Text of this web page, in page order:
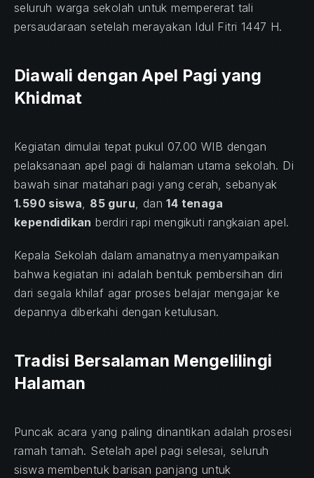
seluruh warga sekolah untuk mempererat tali
persaudaraan setelah merayakan Idul Fitri 1447 H.
Diawali dengan Apel Pagi yang
Khidmat
Kegiatan dimulai tepat pukul 07.00 WIB dengan
pelaksanaan apel pagi di halaman utama sekolah. Di
bawah sinar matahari pagi yang cerah, sebanyak
1.590 siswa, 85 guru, dan14 tenaga
kependidikan berdiri rapi mengikuti rangkaian apel.
Kepala Sekolah dalam amanatnya menyampaikan
bahwa kegiatan ini adalah bentuk pembersihan diri
dari segala khilaf agar proses belajar mengajar ke
depannya diberkahi dengan ketulusan.
Tradisi Bersalaman Mengelilingi
Halaman
Puncak acara yang paling dinantikan adalah prosesi
ramah tamah. Setelah apel pagi selesai, seluruh
siswa membentuk barisan panjang untuk